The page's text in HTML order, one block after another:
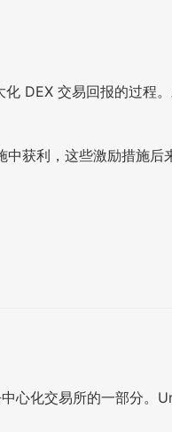
DEX 交易回报的过程。
中获利，这些激励措施
心化交易所的一部分。